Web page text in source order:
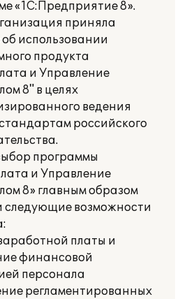
«1С:Предприятие 8».
приняла
использовании
продукта
и Управление
8" в целях
ведения
российского
программы
и Управление
8» главным образом
следующие возможности
платы и
финансовой
персонала
регламентированных